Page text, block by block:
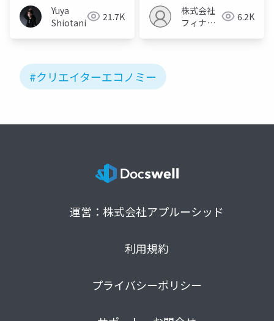
Yuya
Shiotani
21.7K
株式会社
フィナン
6.2K
#クリエイターエコノミー
運営：株式会社アプルーシッド
利用規約
プライバシーポリシー